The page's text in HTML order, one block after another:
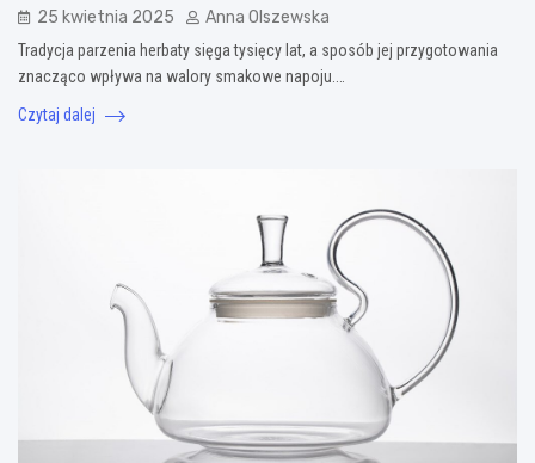
25 kwietnia 2025 Anna Olszewska
Tradycja parzenia herbaty sięga tysięcy lat, a sposób jej przygotowania
znacząco wpływa na walory smakowe napoju.…
Czytaj dalej